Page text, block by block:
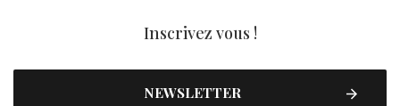
Inscrivez vous !
NEWSLETTER